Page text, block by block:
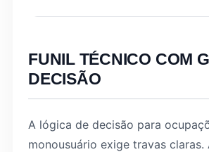
FUNIL TÉCNICO COM
DECISÃO
A lógica de decisão para
monousuário exige travas claras.